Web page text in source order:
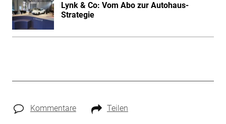
Lynk & Co: Vom Abo zur Autohaus-
Strategie
Kommentare Teilen